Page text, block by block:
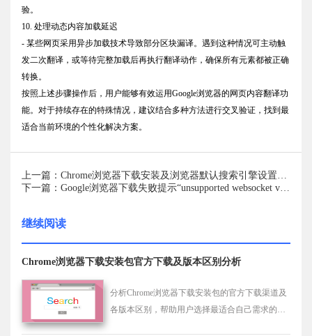
验。
10. 处理动态内容加载延迟
- 某些网页采用异步加载技术导致部分区块漏译。遇到这种情况可主动触
发二次翻译，或等待完整加载后再执行翻译动作，确保所有元素都被正确
转换。
按照上述步骤操作后，用户能够有效运用Google浏览器的网页内容翻译功
能。对于持续存在的特殊情况，建议结合多种方法进行交叉验证，找到最
适合当前环境的个性化解决方案。
上一篇：Chrome浏览器下载安装及浏览器默认搜索引擎设置教程
下一篇：Google浏览器下载失败提示“unsupported websocket version”怎么办
继续阅读
Chrome浏览器下载安装包官方下载及版本区别分析
分析Chrome浏览器下载安装包的官方下载渠道及
各版本区别，帮助用户选择最适合自己需求的浏